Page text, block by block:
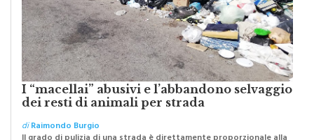
I “macellai” abusivi e l’abbandono selvaggio
dei resti di animali per strada
diRaimondo Burgio
Il grado di pulizia di una strada è direttamente proporzionale alla
civiltà dei cittadini